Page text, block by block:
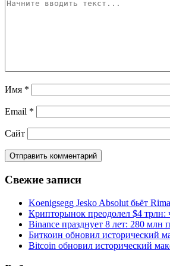
Имя *
Email *
Сайт
Свежие записи
Koenigsegg Jesko Absolut бьёт
Крипторынок преодолел $4 трлн:
Binance празднует 8 лет: 280 млн
Биткоин обновил исторический
Bitcoin обновил исторический